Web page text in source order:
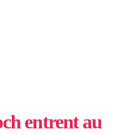
entrent au